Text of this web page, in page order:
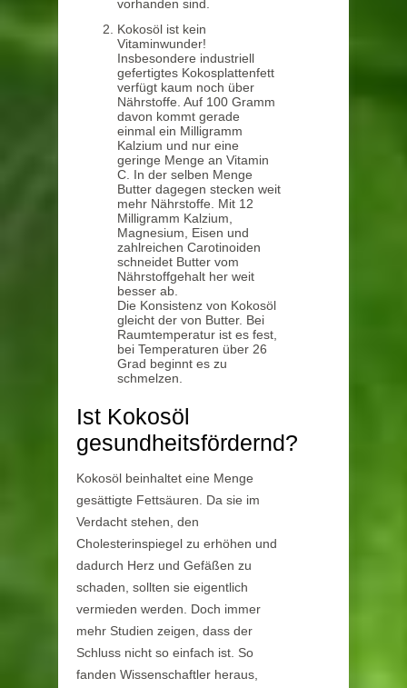
vorhanden sind.
Kokosöl ist kein
Vitaminwunder!
Insbesondere industriell
gefertigtes Kokosplattenfett
verfügt kaum noch über
Nährstoffe. Auf 100 Gramm
davon kommt gerade
einmal ein Milligramm
Kalzium und nur eine
geringe Menge an Vitamin
C. In der selben Menge
Butter dagegen stecken weit
mehr Nährstoffe. Mit 12
Milligramm Kalzium,
Magnesium, Eisen und
zahlreichen Carotinoiden
schneidet Butter vom
Nährstoffgehalt her weit
besser ab.
Die Konsistenz von Kokosöl
gleicht der von Butter. Bei
Raumtemperatur ist es fest,
bei Temperaturen über 26
Grad beginnt es zu
schmelzen.
Ist Kokosöl
gesundheitsfördernd?
Kokosöl beinhaltet eine Menge
gesättigte Fettsäuren. Da sie im
Verdacht stehen, den
Cholesterinspiegel zu erhöhen und
dadurch Herz und Gefäßen zu
schaden, sollten sie eigentlich
vermieden werden. Doch immer
mehr Studien zeigen, dass der
Schluss nicht so einfach ist. So
fanden Wissenschaftler heraus,